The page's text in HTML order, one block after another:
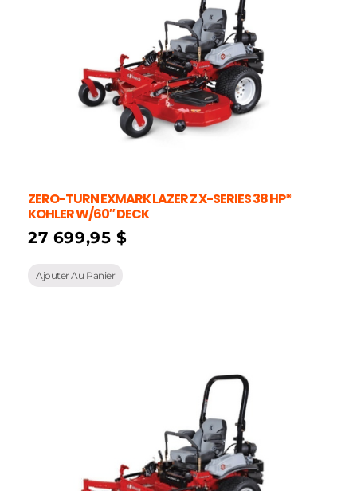
ZERO-TURN EXMARK LAZER Z X-SERIES 38 HP*
KOHLER W/60″ DECK
27 699,95 $
Ajouter Au Panier